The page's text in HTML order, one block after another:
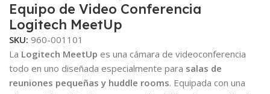
Equipo de Video Conferencia
Logitech MeetUp
SKU: 960-001101
La Logitech MeetUp es una cámara de videoconferencia
todo en uno diseñada especialmente para salas de
reuniones pequeñas y huddle rooms. Equipada con una